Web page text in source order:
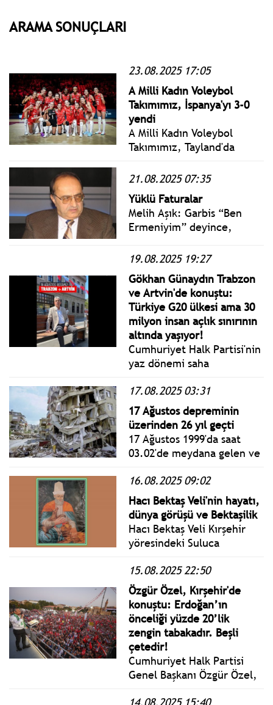
ARAMA SONUÇLARI
23.08.2025 17:05
A Milli Kadın Voleybol
Takımımız, İspanya'yı 3-0
yendi
A Milli Kadın Voleybol
Takımımız, Tayland'da
Kadınlar Dünya Voleybol
başladı.
21.08.2025 07:35
Yüklü Faturalar
Melih Aşık: Garbis “Ben
Ermeniyim” deyince,
haykırdı: -Aman,
Garbis, Türk vatandaşlığı
konusunda bir komplekse
sahip olmadığından gülüp
geçtik.”Garbis, bu tür
olaylara da alışık olmalıydı.
19.08.2025 19:27
Gökhan Günaydın Trabzon
ve Artvin'de konuştu:
Türkiye G20 ülkesi ama 30
milyon insan açlık sınırının
altında yaşıyor!
Cumhuriyet Halk Partisi'nin
yaz dönemi saha
Grup Başkanvekili Gökhan
Günaydın, Trabzon ve
Artvin’e giderek bir dizi
temaslarda bulundu.
17.08.2025 03:31
17 Ağustos depreminin
üzerinden 26 yıl geçti
17 Ağustos 1999'da saat
03.02'de meydana gelen ve
kaybettiği ''asrın felaketi''
olarak anılan büyük
depremin üzerinden 26 yıl
geçti.
16.08.2025 09:02
Hacı Bektaş Veli'nin hayatı,
dünya görüşü ve Bektaşilik
Hacı Bektaş Veli Kırşehir
yöresindeki Suluca
yerleşiş, Orta Anadolu’yu
dolaştıktan sonra Anadolu
kültürünü, Anadolu
insanının gelenek ve
göreneklerini özümseyerek
yeni bir bilim ve öğreti
merkezi kurmuştur.
15.08.2025 22:50
Özgür Özel, Kırşehir'de
konuştu: Erdoğan’ın
önceliği yüzde 20’lik
zengin tabakadır. Beşli
çetedir!
Cumhuriyet Halk Partisi
Genel Başkanı Özgür Özel,
14.08.2025 15:40